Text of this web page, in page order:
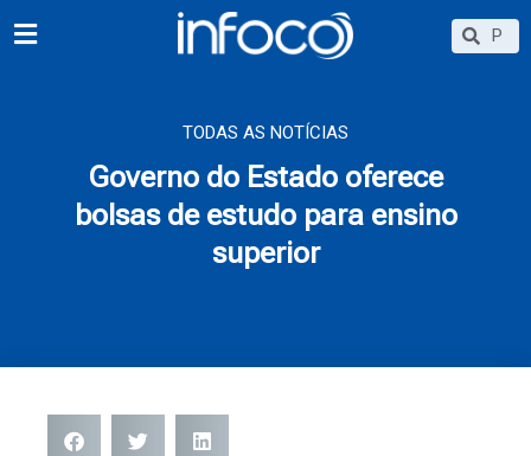
para
Search
TODAS AS NOTÍCIAS
Governo do Estado oferece
bolsas de estudo para ensino
superior